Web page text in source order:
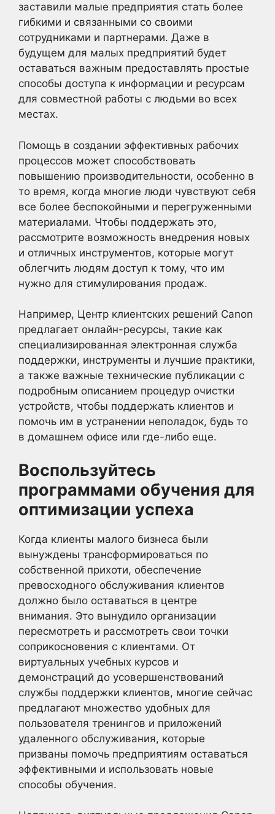
заставили малые предприятия стать более
гибкими и связанными со своими
сотрудниками и партнерами. Даже в
будущем для малых предприятий будет
оставаться важным предоставлять простые
способы доступа к информации и ресурсам
для совместной работы с людьми во всех
местах.
Помощь в создании эффективных рабочих
процессов может способствовать
повышению производительности, особенно в
то время, когда многие люди чувствуют себя
все более беспокойными и перегруженными
материалами. Чтобы поддержать это,
рассмотрите возможность внедрения новых
и отличных инструментов, которые могут
облегчить людям доступ к тому, что им
нужно для стимулирования продаж.
Например, Центр клиентских решений Canon
предлагает онлайн-ресурсы, такие как
специализированная электронная служба
поддержки, инструменты и лучшие практики,
а также важные технические публикации с
подробным описанием процедур очистки
устройств, чтобы поддержать клиентов и
помочь им в устранении неполадок, будь то
в домашнем офисе или где-либо еще.
Воспользуйтесь
программами обучения для
оптимизации успеха
Когда клиенты малого бизнеса были
вынуждены трансформироваться по
собственной прихоти, обеспечение
превосходного обслуживания клиентов
должно было оставаться в центре
внимания. Это вынудило организации
пересмотреть и рассмотреть свои точки
соприкосновения с клиентами. От
виртуальных учебных курсов и
демонстраций до усовершенствований
службы поддержки клиентов, многие сейчас
предлагают множество удобных для
пользователя тренингов и приложений
удаленного обслуживания, которые
призваны помочь предприятиям оставаться
эффективными и использовать новые
способы обучения.